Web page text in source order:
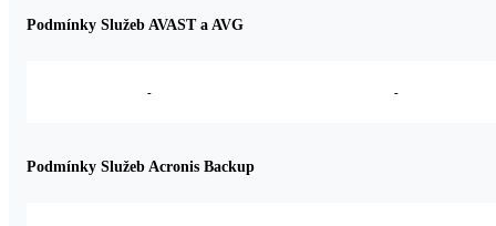
Podmínky Služeb AVAST a AVG
- -
Podmínky Služeb Acronis Backup